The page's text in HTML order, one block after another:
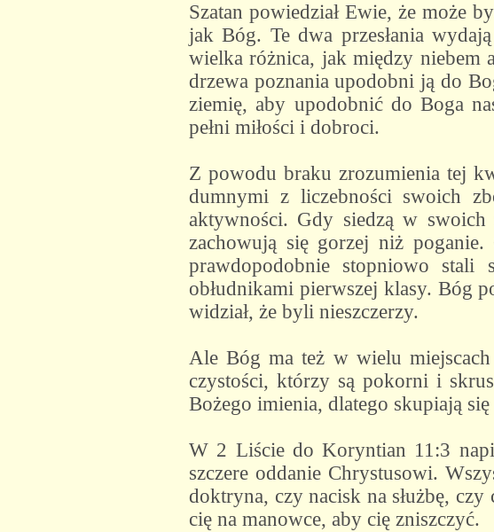
Szatan powiedział Ewie, że może
jak Bóg. Te dwa przesłania
wielka różnica, jak między niebem
drzewa poznania upodobni ją do
ziemię, aby upodobnić do Boga
pełni miłości i dobroci.
Z powodu braku zrozumienia tej
dumnymi z liczebności swoich
aktywności. Gdy siedzą w
zachowują się gorzej niż
prawdopodobnie stopniowo
obłudnikami pierwszej klasy. Bóg
widział, że byli nieszczerzy.
Ale Bóg ma też w wielu
czystości, którzy są pokorni i
Bożego imienia, dlatego skupiają
W 2 Liście do Koryntian 11:3
szczere oddanie Chrystusowi.
doktryna, czy nacisk na służbę,
cię na manowce, aby cię zniszczyć.